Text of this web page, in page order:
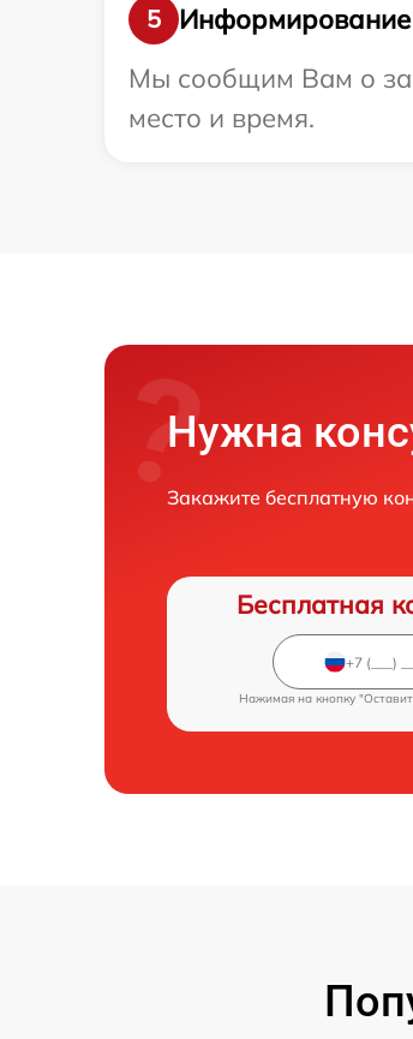
5
Информирование
Мы сообщим Вам о
место и время.
Нужна
Закажите бесплатную
Бесплатная
Нажимая на кнопку